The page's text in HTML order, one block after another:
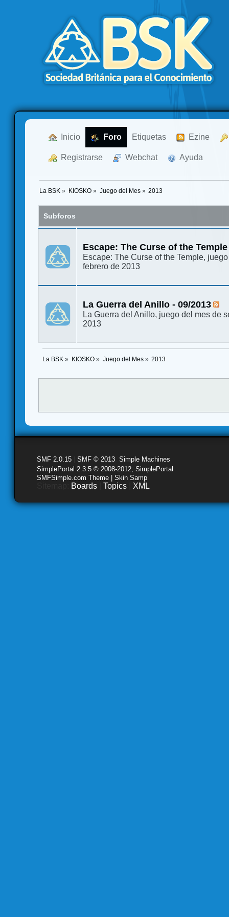
Inicio Foro Etiquetas Ezine
Registrarse Webchat Ayuda
La BSK » KIOSKO» Juego del Mes» 2013
Subforos
Escape: The Curse of the Temple
Escape: The Curse of the Temple,
febrero de 2013
La Guerra del Anillo - 09/2013
La Guerra del Anillo, juego del mes de
2013
La BSK » KIOSKO» Juego del Mes» 2013
SMF 2.0.15 SMF © 2013 Simple Machines
SimplePortal 2.3.5 © 2008-2012, SimplePortal
SMFSimple.com Theme | Skin Samp
Boards Topics XML